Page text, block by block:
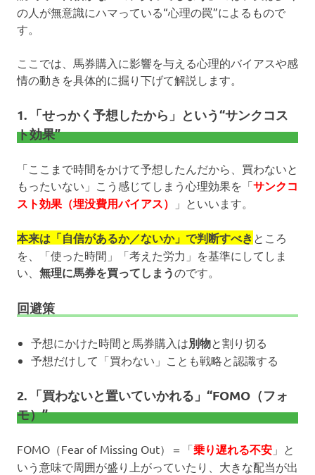
の人が無意識にハマっている“心理の罠”によるもので
す。
ここでは、馬券購入に影響を与える心理的バイアスや感
情の動きを具体的に掘り下げて解説します。
1. 「せっかく予想したから」という“サンクコス
ト効果”
「ここまで時間をかけて予想したんだから、買わないと
もったいない」こう感じてしまう心理効果を「サンクコ
スト効果（埋没費用バイアス）
」といいます。
本来は「自信があるか／ないか」で判断すべき ところ
を、「使った時間」「考えた労力」を基準にしてしま
い、 無理に馬券を買ってしまうのです。
回避策
予想にかけた時間と馬券購入は別物と割り切る
予想だけして「買わない」ことも戦略と認識する
2. 「買わないと置いていかれる」“FOMO（フォ
モ）”
FOMO（Fear of Missing Out）＝「乗り遅れる不安 」と
いう意味で周囲が盛り上がっていたり、大きな配当が出